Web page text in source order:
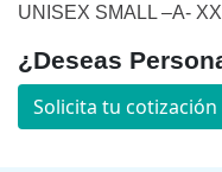
UNISEX SMALL –A-
¿Deseas
Solicita tu